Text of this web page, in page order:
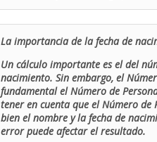
La importancia de la fecha de
Un cálculo importante es el del
nacimiento. Sin embargo, el
fundamental el Número de
tener en cuenta que el Número
bien el nombre y la fecha de
error puede afectar el resultado.